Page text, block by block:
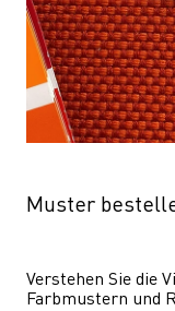
Muster
Verstehen Sie die
Farbmustern und